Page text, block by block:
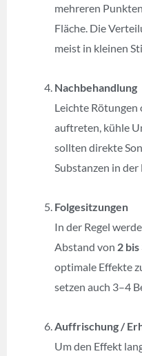
mehreren
Fläche. Die
meist in kleinen
Nachbehandlung
Leichte Rötungen
auftreten, kühle
sollten direkte
Substanzen in
Folgesitzungen
In der Regel
Abstand von 2
optimale Effekte
setzen auch 3–4
Auffrischung /
Um den Effekt